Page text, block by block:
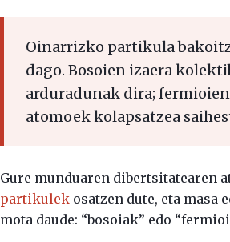
Oinarrizko partikula
dago. Bosoien izaera
arduradunak dira;
atomoek kolapsatzea
Gure munduaren dibertsitatearen
partikulek osatzen dute, eta
mota daude: “bosoiak” edo